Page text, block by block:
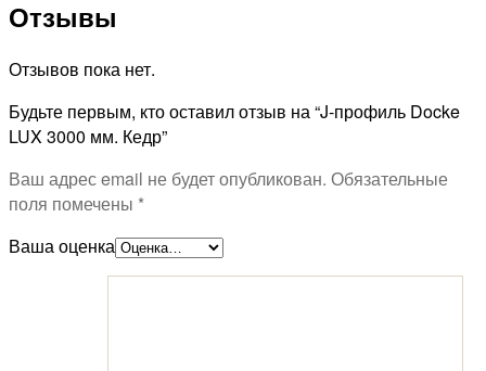
Отзывы
Отзывов пока нет.
Будьте первым, кто оставил отзыв на “J-профиль Docke
LUX 3000 мм. Кедр”
Ваш адрес email не будет опубликован. Обязательные
поля помечены *
Ваша оценка